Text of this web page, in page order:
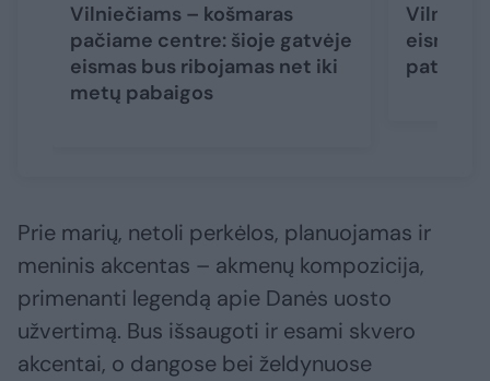
Vilniečiams – košmaras
pačiame centre: šioje gatvėje
eismas bus ribojamas net iki
metų pabaigos
Vilniaus
eismas
pat
Prie marių, netoli perkėlos, planuojamas ir
meninis akcentas – akmenų kompozicija,
primenanti legendą apie Danės uosto
užvertimą. Bus išsaugoti ir esami skvero
akcentai, o dangose bei želdynuose